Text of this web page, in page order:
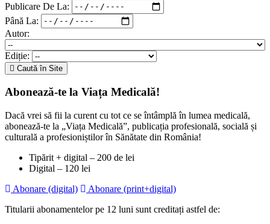
Publicare De La:
Până La:
Autor:
Ediție:
Caută în Site
Abonează-te la Viața Medicală!
Dacă vrei să fii la curent cu tot ce se întâmplă în lumea medicală,
abonează-te la „Viața Medicală”, publicația profesională, socială și
culturală a profesioniștilor în Sănătate din România!
Tipărit + digital – 200 de lei
Digital – 120 lei
Abonare (digital)
Abonare (print+digital)
Titularii abonamentelor pe 12 luni sunt creditați astfel de: